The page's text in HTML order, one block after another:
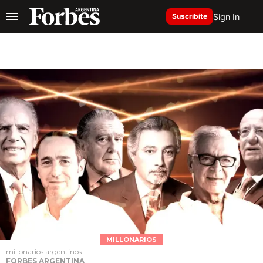
Suscribite Sign In
MILLONARIOS
millonarios argentinos
FORBES ARGENTINA